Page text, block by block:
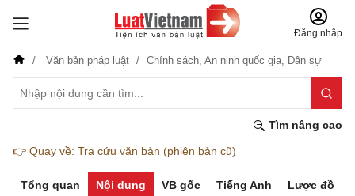
Đăng nhập
Văn bản pháp luật Chính sách, An ninh quốc gia, Dân sự
Tìm nâng cao
👉 Quay về: Tra cứu văn bản (phiên bản cũ)
Tổng quan Nội dung VB gốc Tiếng Anh Lược đồ